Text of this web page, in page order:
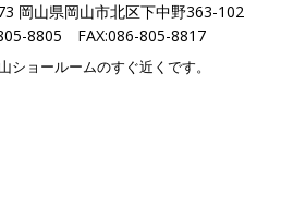
岡山県岡山市北区下中野363-102
8805 FAX:086-805-8817
ショールームのすぐ近くです。